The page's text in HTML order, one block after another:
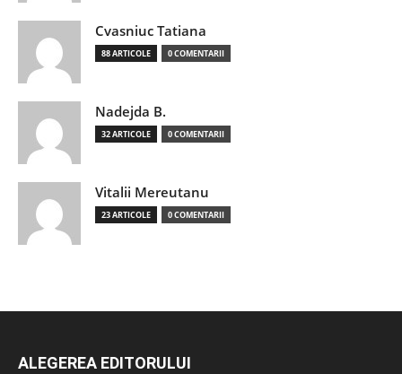
Cvasniuc Tatiana
88 ARTICOLE 0 COMENTARII
Nadejda B.
32 ARTICOLE 0 COMENTARII
Vitalii Mereutanu
23 ARTICOLE 0 COMENTARII
ALEGEREA EDITORULUI